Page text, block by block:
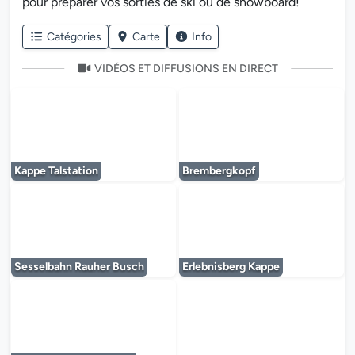
Catégories Carte Info
VIDÉOS ET DIFFUSIONS EN DIRECT
Kappe Talstation Brembergkopf
Sesselbahn Rauher Busch Erlebnisberg Kappe